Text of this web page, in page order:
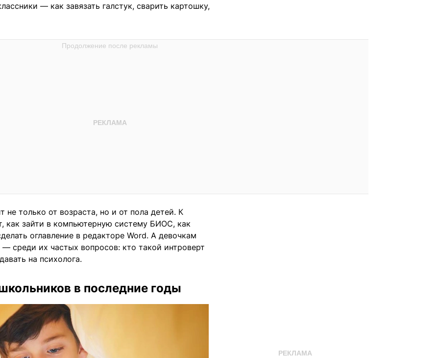
— как завязать галстук, сварить картошку,
не только от возраста, но и от пола детей. К
как зайти в компьютерную систему БИОС, как
оглавление в редакторе Word. А девочкам
среди их частых вопросов: кто такой интроверт
на психолога.
в последние годы